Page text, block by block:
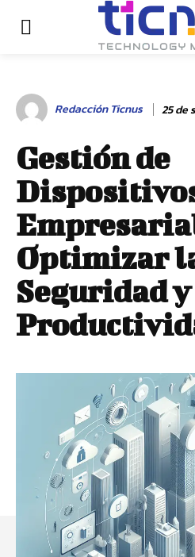
Redacción Ticnus 25 de
Gestión de
Optimizar
Seguridad